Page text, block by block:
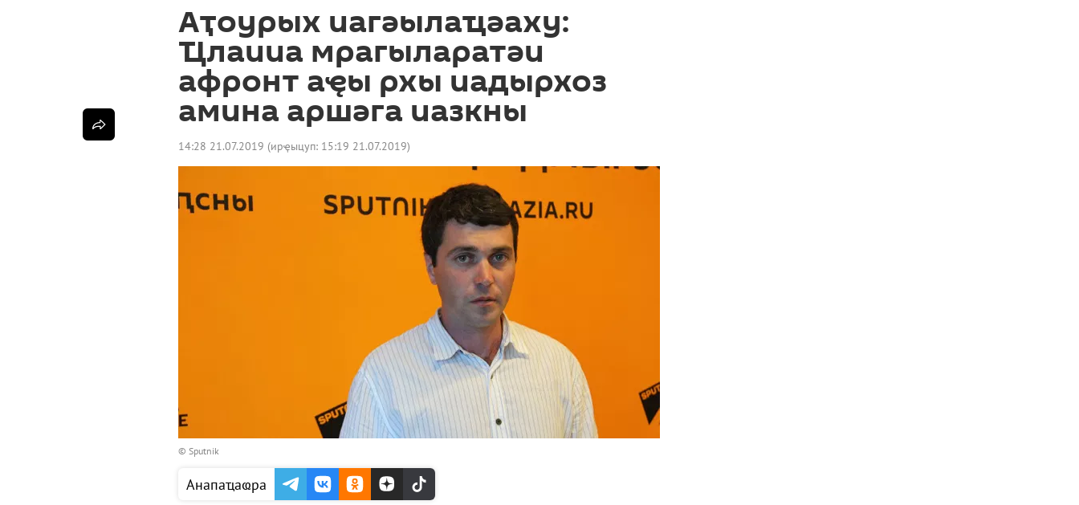
Аҭоурых иагәылаҵәаху:
Ҵлаииа мрагыларатәи
афронт аҿы рхы иадырхоз
амина аршәга иазкны
14:28 21.07.2019 (ирҿыцуп: 15:19 21.07.2019)
© Sputnik
Анапаҵаҩра